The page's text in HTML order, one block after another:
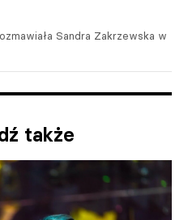
Sandra Zakrzewska w
także